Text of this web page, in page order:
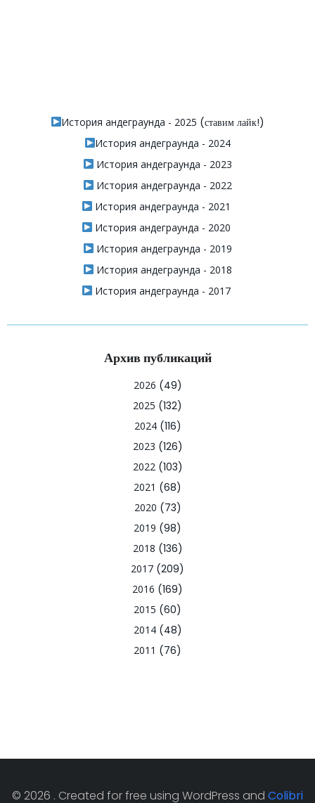
История андеграунда - 2025 (ставим лайк!)
История андеграунда - 2024
История андеграунда - 2023
История андеграунда - 2022
История андеграунда - 2021
История андеграунда - 2020
История андеграунда - 2019
История андеграунда - 2018
История андеграунда - 2017
Архив публикаций
2026 (49)
2025 (132)
2024(116)
2023 (126)
2022(103)
2021 (68)
2020 (73)
2019 (98)
2018 (136)
2017 (209)
2016 (169)
2015 (60)
2014(48)
2011 (76)
© 2026 . Created for free using WordPress and Colibri